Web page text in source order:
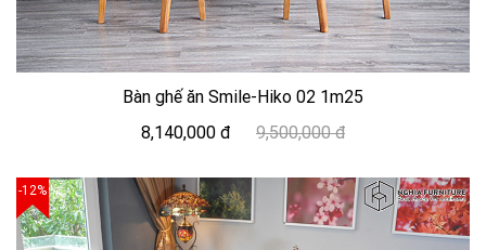
Bàn ghế ăn Smile-Hiko 02 1m25
8,140,000 đ
9,500,000 đ
-12%